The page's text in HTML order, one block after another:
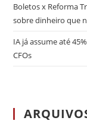
Boletos x Reforma
sobre dinheiro que
IA já assume até
CFOs